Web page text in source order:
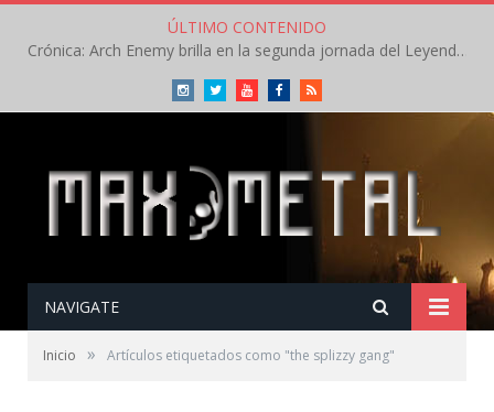
ÚLTIMO CONTENIDO
Crónica: Arch Enemy brilla en la segunda jornada del Leyendas del Rock – Jueves – Agosto 2026
InstagramTwitterYoutubeFacebookRSS
NAVIGATE
Inicio » Artículos etiquetados como "the splizzy gang"